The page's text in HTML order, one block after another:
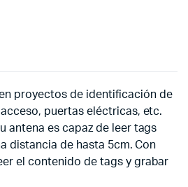
proyectos de identificación de
puertas eléctricas, etc.
antena es capaz de leer tags
distancia de hasta 5cm. Con
el contenido de tags y grabar